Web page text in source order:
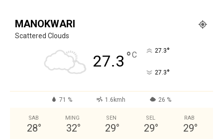
MANOKWARI
Scattered Clouds
27.3 °C 27.3°
27.3°
71 % 1.6kmh 26 %
SAB
28°
MING
32°
SEN
29°
SEL
29°
RAB
29°